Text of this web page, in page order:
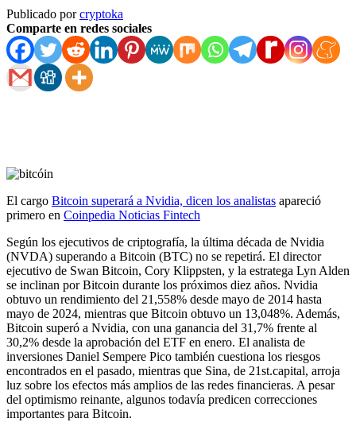
Publicado porcryptoka
Comparte en redes sociales
El cargo Bitcoin superará a Nvidia, dicen los analistas apareció
primero en Coinpedia Noticias Fintech
Según los ejecutivos de criptografía, la última década de Nvidia
(NVDA) superando a Bitcoin (BTC) no se repetirá. El director
ejecutivo de Swan Bitcoin, Cory Klippsten, y la estratega Lyn Alden
se inclinan por Bitcoin durante los próximos diez años. Nvidia
obtuvo un rendimiento del 21,558% desde mayo de 2014 hasta
mayo de 2024, mientras que Bitcoin obtuvo un 13,048%. Además,
Bitcoin superó a Nvidia, con una ganancia del 31,7% frente al
30,2% desde la aprobación del ETF en enero. El analista de
inversiones Daniel Sempere Pico también cuestiona los riesgos
encontrados en el pasado, mientras que Sina, de 21st.capital, arroja
luz sobre los efectos más amplios de las redes financieras. A pesar
del optimismo reinante, algunos todavía predicen correcciones
importantes para Bitcoin.